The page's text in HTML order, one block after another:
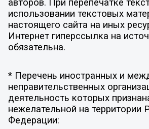
авторов. При перепечатке
использовании текстовых
настоящего сайта на иных
Интернет гиперссылка на
обязательна.
* Перечень иностранных и
неправительственных
деятельность которых
нежелательной на территории
Федерации: